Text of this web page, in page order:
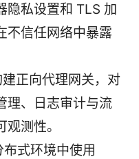
隐私设置和 TLS 加
不信任网络中暴露
正向代理网关，对
理、日志审计与流
测性。
式环境中使用